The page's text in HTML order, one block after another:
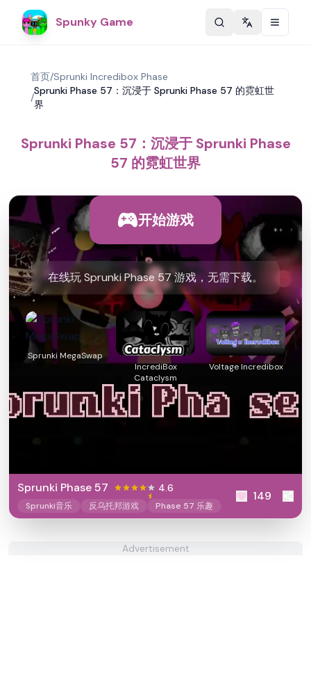
Spunky Game Change
首页/Sprunki Incredibox Phase
/
Sprunki Phase 57：沉浸于 Sprunki Phase 57 的霓虹世
界
Sprunki Phase 57：沉浸于 Sprunki Phase
57 的霓虹世界
开始游戏
在线玩 Sprunki Phase 57 游戏，无需下载。
Sprunki MegaSwap
IncrediBox
Cataclysm
Voltage Incredibox
Sprunki Phase 57 4.6
Sprunki音乐 反乌托邦游戏 Phase 57 乐趣
149
Advertisement